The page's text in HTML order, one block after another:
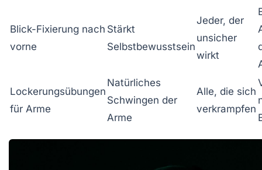
Blick-Fixierung nach
vorne
Stärkt
Selbstbewusstsein
Jeder, der
unsicher
wirkt
Lockerungsübungen
für Arme
Natürliches
Schwingen der
Arme
Alle, die sich
verkrampfen